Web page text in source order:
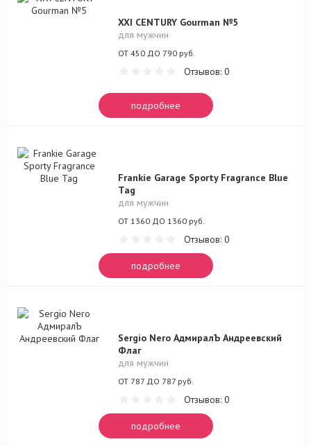
XXI CENTURY Gourman №5
для мужчин
ОТ 450 ДО 790 руб.
Отзывов: 0
подробнее
Frankie Garage Sporty Fragrance Blue
Tag
для мужчин
ОТ 1360 ДО 1360 руб.
Отзывов: 0
подробнее
Sergio Nero АдмиралЪ Андреевский
Флаг
для мужчин
ОТ 787 ДО 787 руб.
Отзывов: 0
подробнее